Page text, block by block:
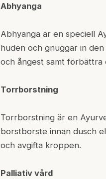
Abhyanga
Abhyanga är en speciell
huden och gnuggar in
och ångest samt förbättra
Torrborstning
Torrborstning är en
borstborste innan dusch
och avgifta kroppen.
Palliativ vård